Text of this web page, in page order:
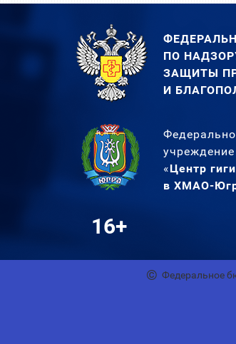
ПО
ЗАЩИТЫ
И
«Центр
в ХМАО-
16+
Федеральное